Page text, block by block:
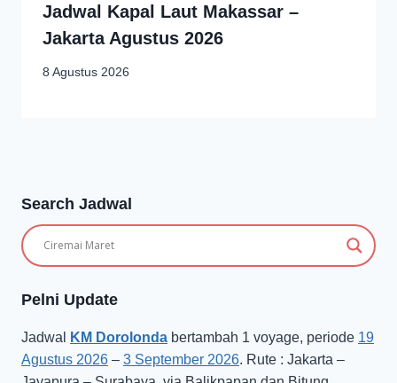
Jadwal Kapal Laut Makassar –
Jakarta Agustus 2026
8 Agustus 2026
Search Jadwal
Pelni Update
Jadwal KM Dorolonda bertambah 1 voyage, periode 19
Agustus 2026 – 3 September 2026. Rute : Jakarta –